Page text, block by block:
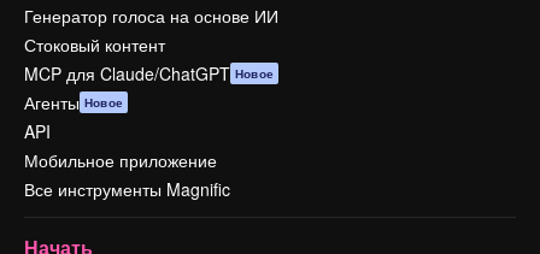
Генератор голоса на основе ИИ
Стоковый контент
MCP для Claude/ChatGPT Новое
Агенты Новое
API
Мобильное приложение
Все инструменты Magnific
Начать